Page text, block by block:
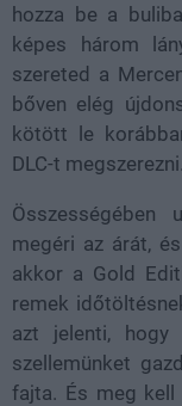
hozza be a
képes három
szereted a
bőven elég
kötött le
DLC-t megszerezni.
megéri az árát,
akkor a Gold
remek
azt jelenti, hogy
szellemünket
fajta. És meg kell